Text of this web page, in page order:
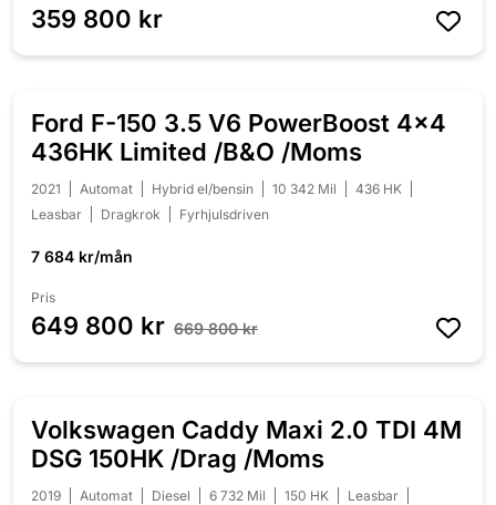
359 800 kr
NEDSATT 20 000 KR
Ford F-150 3.5 V6 PowerBoost 4x4
436HK Limited /B&O /Moms
2021 Automat Hybrid el/bensin 10 342 Mil
436 HK
Leasbar
Dragkrok Fyrhjulsdriven
7 684 kr/mån
Pris
649 800 kr 669 800 kr
NEDSATT 10 000 KR
Volkswagen Caddy Maxi 2.0 TDI 4M
DSG 150HK /Drag /Moms
2019 Automat Diesel 6 732 Mil 150 HK Leasbar